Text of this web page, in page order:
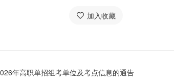
加入收藏
年高职单招组考单位及考点信息的通告